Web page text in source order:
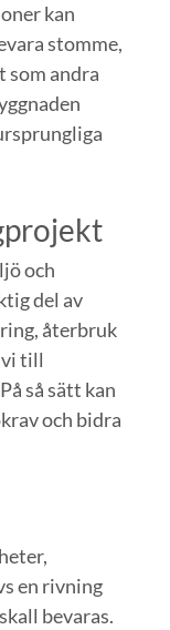
kan
stomme,
som andra
och
del av
återbruk
till
så sätt kan
och bidra
en rivning
bevaras.